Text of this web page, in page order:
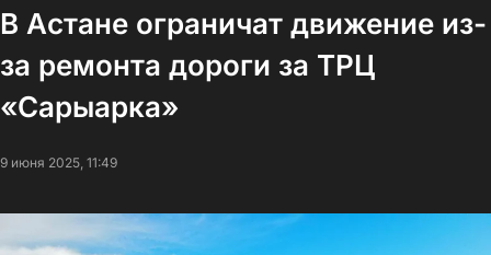
В Астане ограничат движение из-
за ремонта дороги за ТРЦ
«Сарыарка»
9 июня 2025, 11:49